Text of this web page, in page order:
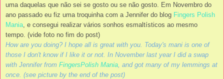
uma daquelas que não sei se gosto ou se não gosto. Em Novembro do
ano passado eu fiz uma troquinha com a Jennifer do blog Fingers Polish
Mania, e consegui realizar vários sonhos esmaltísticos ao mesmo
tempo. (vide foto no fim do post)
How are you doing? I hope all is great with you. Today's mani is one of
those I don't know if I like it or not. In November last year I did a swap
with Jennifer from FingersPolish Mania, and got many of my lemmings at
once. (see picture by the end of the post)